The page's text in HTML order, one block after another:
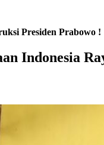
Presiden Prabowo !
Indonesia